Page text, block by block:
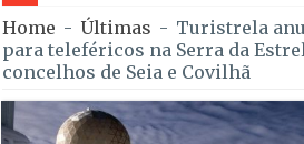
Home - Últimas - Turistrela
para teleféricos na Serra da
concelhos de Seia e Covilhã